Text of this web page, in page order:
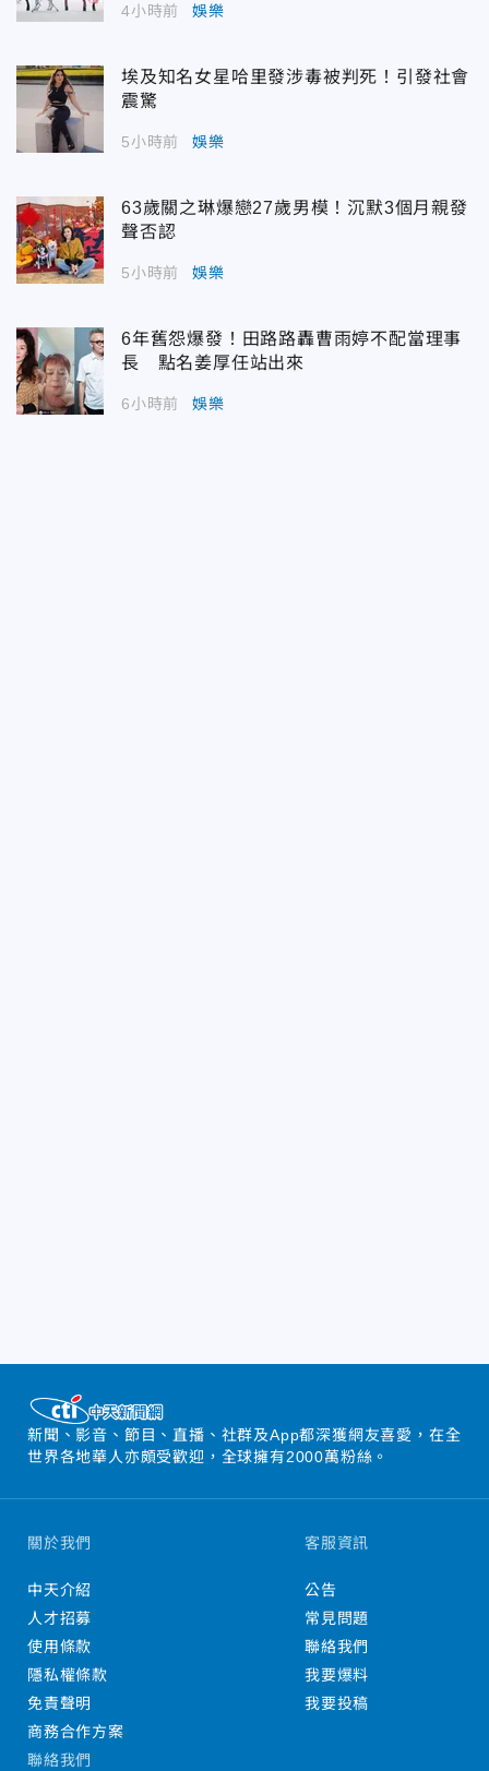
4小時前 娛樂
埃及知名女星哈里發涉毒被判死！引發社會
震驚
5小時前 娛樂
63歲關之琳爆戀27歲男模！沉默3個月親發
聲否認
5小時前 娛樂
6年舊怨爆發！田路路轟曹雨婷不配當理事
長 點名姜厚任站出來
6小時前 娛樂
新聞、影音、節目、直播、社群及App都深獲網友喜愛，在全
世界各地華人亦頗受歡迎，全球擁有2000萬粉絲。
關於我們
中天介紹
人才招募
使用條款
隱私權條款
免責聲明
商務合作方案
客服資訊
公告
常見問題
聯絡我們
我要爆料
我要投稿
聯絡我們